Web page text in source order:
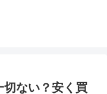
切ない？安く買